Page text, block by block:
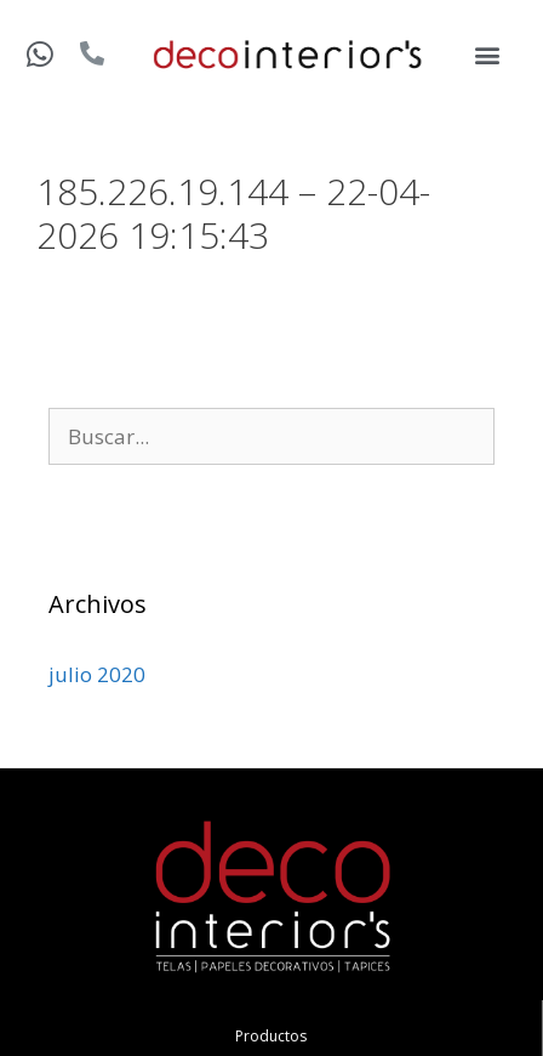
185.226.19.144 – 22-04-
2026 19:15:43
Archivos
julio 2020
Productos